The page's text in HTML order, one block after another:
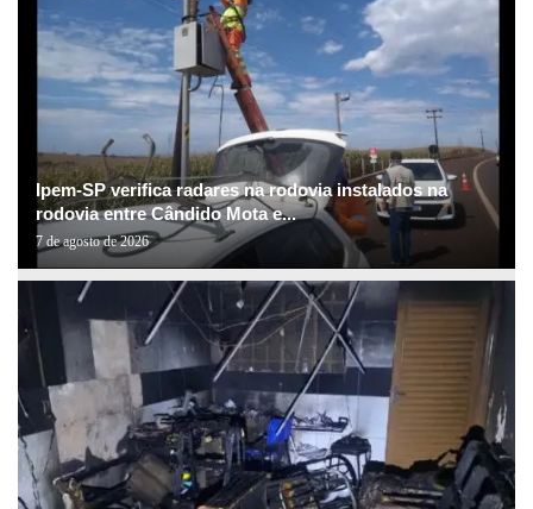
Ipem-SP verifica radares na rodovia instalados na
rodovia entre Cândido Mota e...
7 de agosto de 2026